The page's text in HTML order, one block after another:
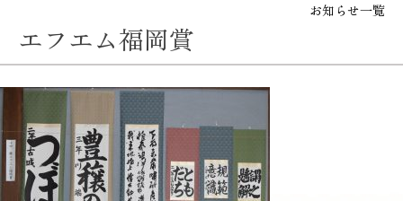
お知らせ一覧
エフエム福岡賞